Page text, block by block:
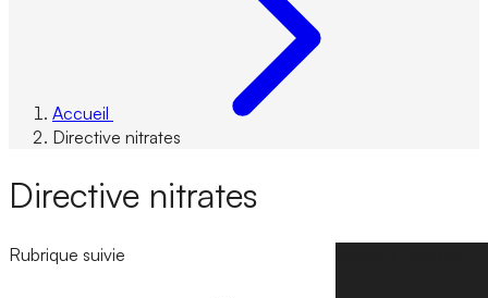
Accueil
Directive nitrates
Directive nitrates
Rubrique suivie